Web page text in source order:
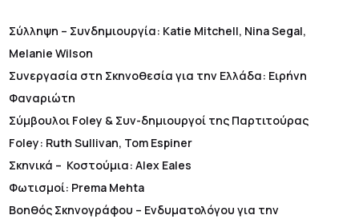
Σύλληψη – Συνδημιουργία: Katie Mitchell, Nina Segal,
Melanie Wilson
Συνεργασία στη Σκηνοθεσία για την Ελλάδα: Ειρήνη
Φαναριώτη
Σύμβουλοι Foley & Συν-δημιουργοί της Παρτιτούρας
Foley: Ruth Sullivan, Tom Espiner
Σκηνικά – Κοστούμια: Alex Eales
Φωτισμοί: Prema Mehta
Βοηθός Σκηνογράφου – Ενδυματολόγου για την